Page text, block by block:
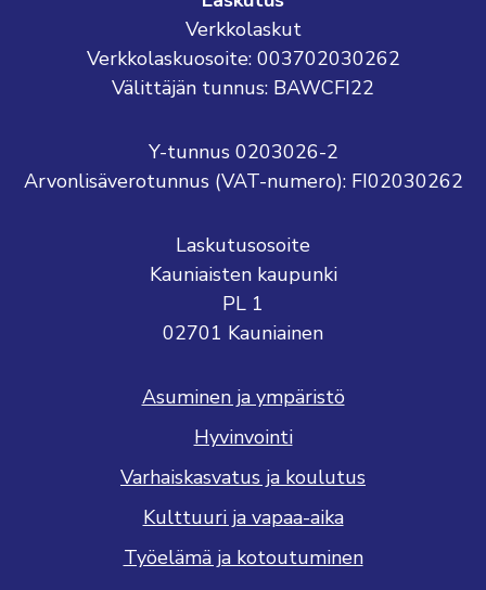
Verkkolaskut
Verkkolaskuosoite: 003702030262
Välittäjän tunnus: BAWCFI22
Y-tunnus 0203026-2
Arvonlisäverotunnus (VAT-numero): FI02030262
Laskutusosoite
Kauniaisten kaupunki
PL 1
02701 Kauniainen
Asuminen ja ympäristö
Hyvinvointi
Varhaiskasvatus ja koulutus
Kulttuuri ja vapaa-aika
Työelämä ja kotoutuminen